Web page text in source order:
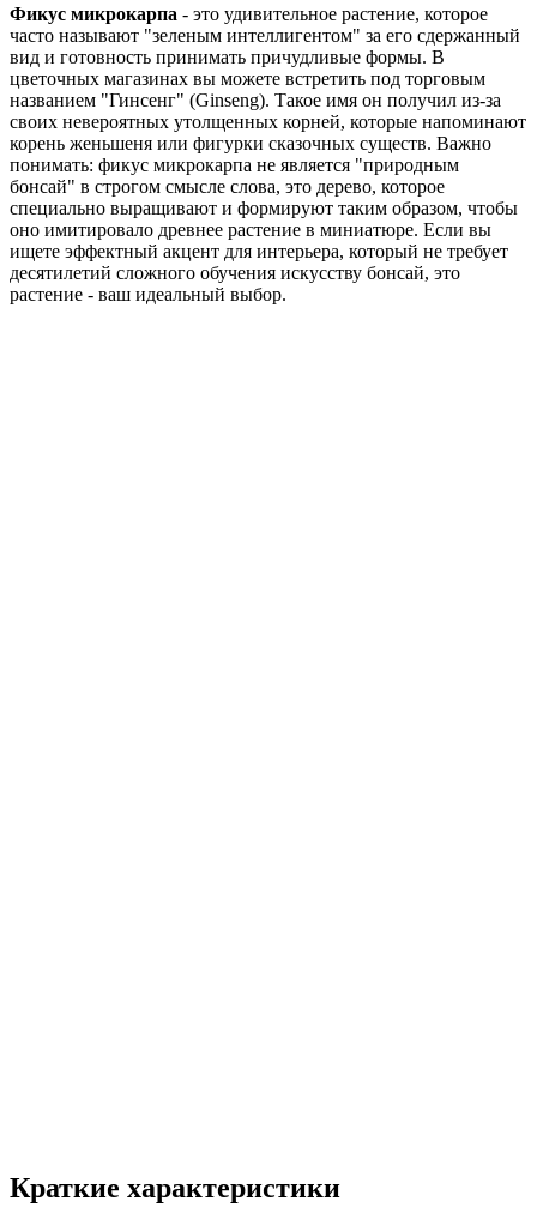
Фикус микрокарпа - это удивительное растение, которое
часто называют "зеленым интеллигентом" за его сдержанный
вид и готовность принимать причудливые формы. В
цветочных магазинах вы можете встретить под торговым
названием "Гинсенг" (Ginseng). Такое имя он получил из-за
своих невероятных утолщенных корней, которые напоминают
корень женьшеня или фигурки сказочных существ. Важно
понимать: фикус микрокарпа не является "природным
бонсай" в строгом смысле слова, это дерево, которое
специально выращивают и формируют таким образом, чтобы
оно имитировало древнее растение в миниатюре. Если вы
ищете эффектный акцент для интерьера, который не требует
десятилетий сложного обучения искусству бонсай, это
растение - ваш идеальный выбор.
Краткие характеристики